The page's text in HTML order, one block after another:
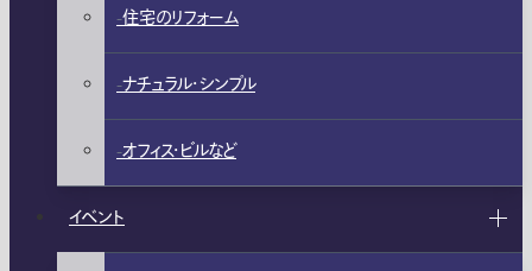
住宅のリフォーム
ナチュラル・シンプル
オフィス・ビルなど
イベント